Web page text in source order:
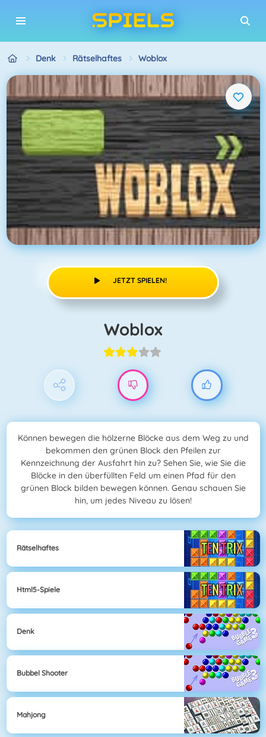
Denk Rätselhaftes Woblox
JETZT SPIELEN!
Woblox
Können bewegen die hölzerne Blöcke aus dem Weg zu und
bekommen den grünen Block den Pfeilen zur
Kennzeichnung der Ausfahrt hin zu? Sehen Sie, wie Sie die
Blöcke in den überfüllten Feld um einen Pfad für den
grünen Block bilden bewegen können. Genau schauen Sie
hin, um jedes Niveau zu lösen!
Rätselhaftes
Html5-Spiele
Denk
Bubbel Shooter
Mahjong